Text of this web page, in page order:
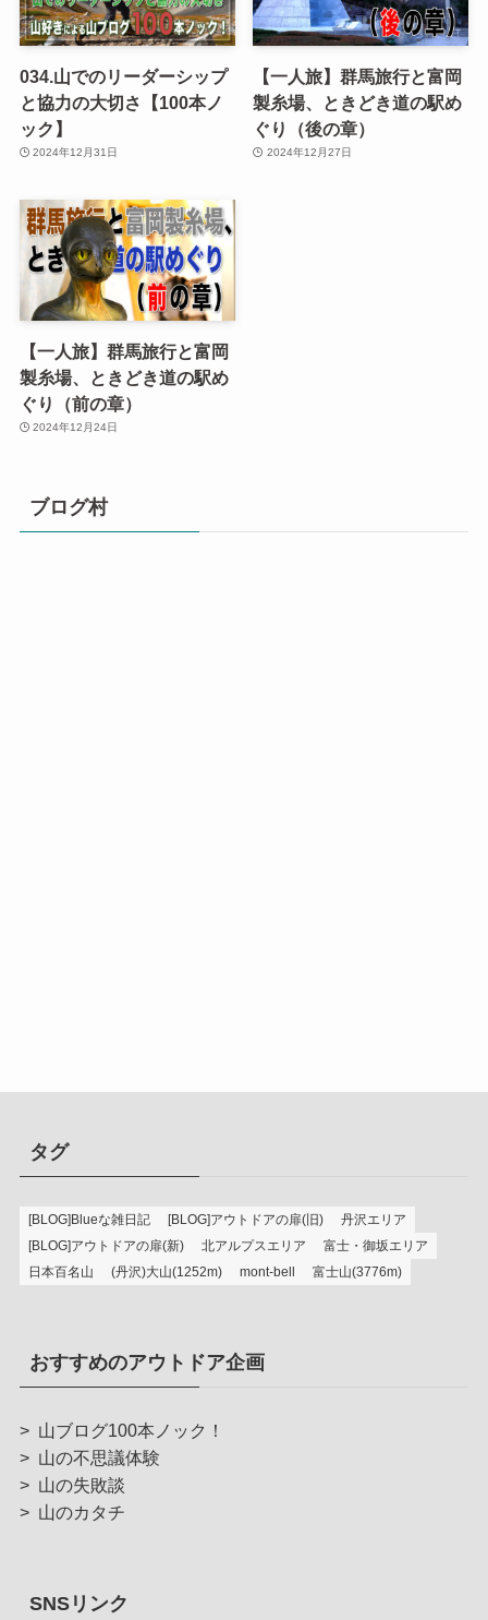
034.山でのリーダーシップ
と協力の大切さ【100本ノ
ック】
2024年12月31日
【一人旅】群馬旅行と富岡
製糸場、ときどき道の駅め
ぐり（後の章）
2024年12月27日
【一人旅】群馬旅行と富岡
製糸場、ときどき道の駅め
ぐり（前の章）
2024年12月24日
ブログ村
タグ
[BLOG]Blueな雑日記 [BLOG]アウトドアの扉(旧)
丹沢エリア
[BLOG]アウトドアの扉(新)
北アルプスエリア
富士・御坂エリア
日本百名山
(丹沢)大山(1252m) mont-bell 富士山(3776m)
おすすめのアウトドア企画
> 山ブログ100本ノック！
> 山の不思議体験
> 山の失敗談
> 山のカタチ
SNSリンク